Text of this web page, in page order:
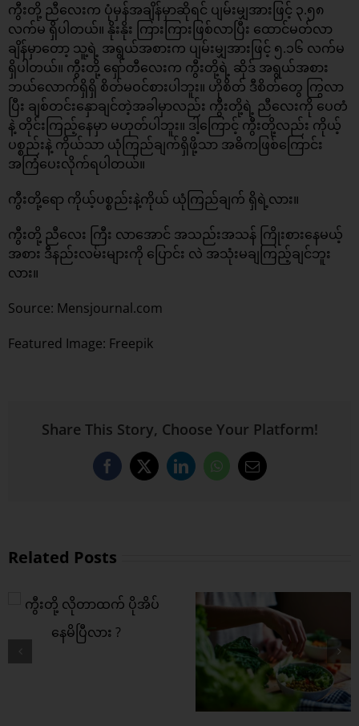
ကွီးတို့ ညီလေးက ပုံမှန်အချိန်မှာဆိုရင် ပျမ်းမျှအားဖြင့် ၃.၅၈
လက်မ ရှိပါတယ်။ နိုးနိုး ကြားကြားဖြစ်လာပြီး ထောင်မတ်လာ
ချိန်မှာတော့ သူ့ရဲ့ အရွယ်အစားက ပျမ်းမျှအားဖြင့် ၅.၁၆ လက်မ
ရှိပါတယ်။ ကွီးတို့ ရှော်တီလေးက ကွီးတို့ရဲ့ ဆိုဒ် အရွယ်အစား
ဘယ်လောက်ရှိရှိ စိတ်မဝင်စားပါဘူး။ ဟိုစိတ် ဒီစိတ်တွေ ကြွလာ
ပြီး ချစ်တင်းနှောချင်တဲ့အခါမှာလည်း ကွီးတို့ရဲ့ ညီလေးကို ပေတံ
နဲ့ တိုင်းကြည့်နေမှာ မဟုတ်ပါဘူး။ ဒါ့ကြောင့် ကွီးတို့လည်း ကိုယ့်
ပစ္စည်းနဲ့ ကိုယ်သာ ယုံကြည်ချက်ရှိဖို့သာ အဓိကဖြစ်ကြောင်း
အကြံပေးလိုက်ရပါတယ်။
ကွီးတို့ရော ကိုယ့်ပစ္စည်းနဲ့ကိုယ် ယုံကြည်ချက် ရှိရဲ့လား။
ကွီးတို့ ညီလေး ကြီး လာအောင် အသည်းအသန် ကြိုးစားနေမယ့်
အစား ဒီနည်းလမ်းများကို ပြောင်း လဲ အသုံးမချကြည့်ချင်ဘူး
လား။
Source: Mensjournal.com
Featured Image: Freepik
Share This Story, Choose Your Platform!
Facebook
X LinkedInWhatsApp
Email
Related Posts
ကွီးတို့ရဲ့ အကြား